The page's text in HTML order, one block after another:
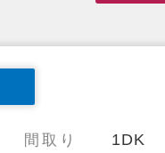
間取り 1DK